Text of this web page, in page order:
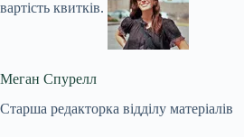
вартість квитків.
Меган Спурелл
Старша редакторка відділу матеріалів